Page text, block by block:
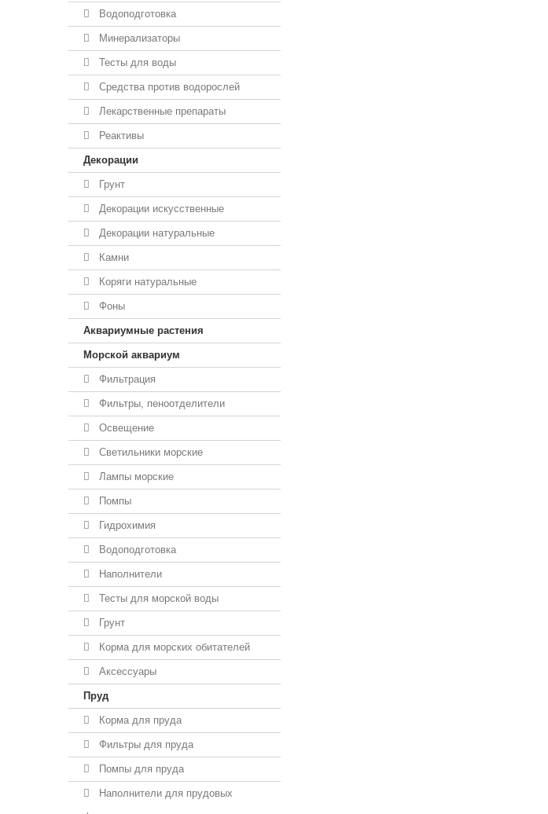
Водоподготовка
Минерализаторы
Тесты для воды
Средства против водорослей
Лекарственные препараты
Реактивы
Декорации
Грунт
Декорации искусственные
Декорации натуральные
Камни
Коряги натуральные
Фоны
Аквариумные растения
Морской аквариум
Фильтрация
Фильтры, пеноотделители
Освещение
Светильники морские
Лампы морские
Помпы
Гидрохимия
Водоподготовка
Наполнители
Тесты для морской воды
Грунт
Корма для морских обитателей
Аксессуары
Пруд
Корма для пруда
Фильтры для пруда
Помпы для пруда
Наполнители для прудовых